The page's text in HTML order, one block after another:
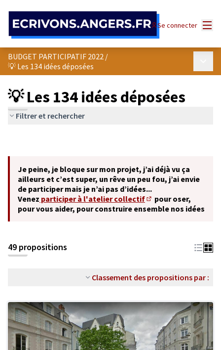
Se connecter
BUDGET PARTICIPATIF 2022 /
💡 Les 134 idées déposées
💡 Les 134 idées déposées
Filtrer et rechercher
Je peine, je bloque sur mon projet, j’ai déjà vu ça
ailleurs et c’est super, un rêve un peu fou, j’ai envie
de participer mais je n’ai pas d’idées...
Venez participer à l'atelier collectif
(S'ouvre dans un
pour oser,
pour vous aider, pour construire ensemble nos idées
49 propositions
Classement des propositions par :